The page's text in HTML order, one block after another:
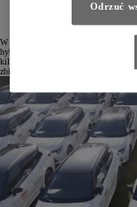
W konkursie wzięło udział 144
hybrydowej jazdy przy pomocy
kilometrów w trybie bezemisyjnym, co
zbieranie danych bazowych przez 6
Odrzuć